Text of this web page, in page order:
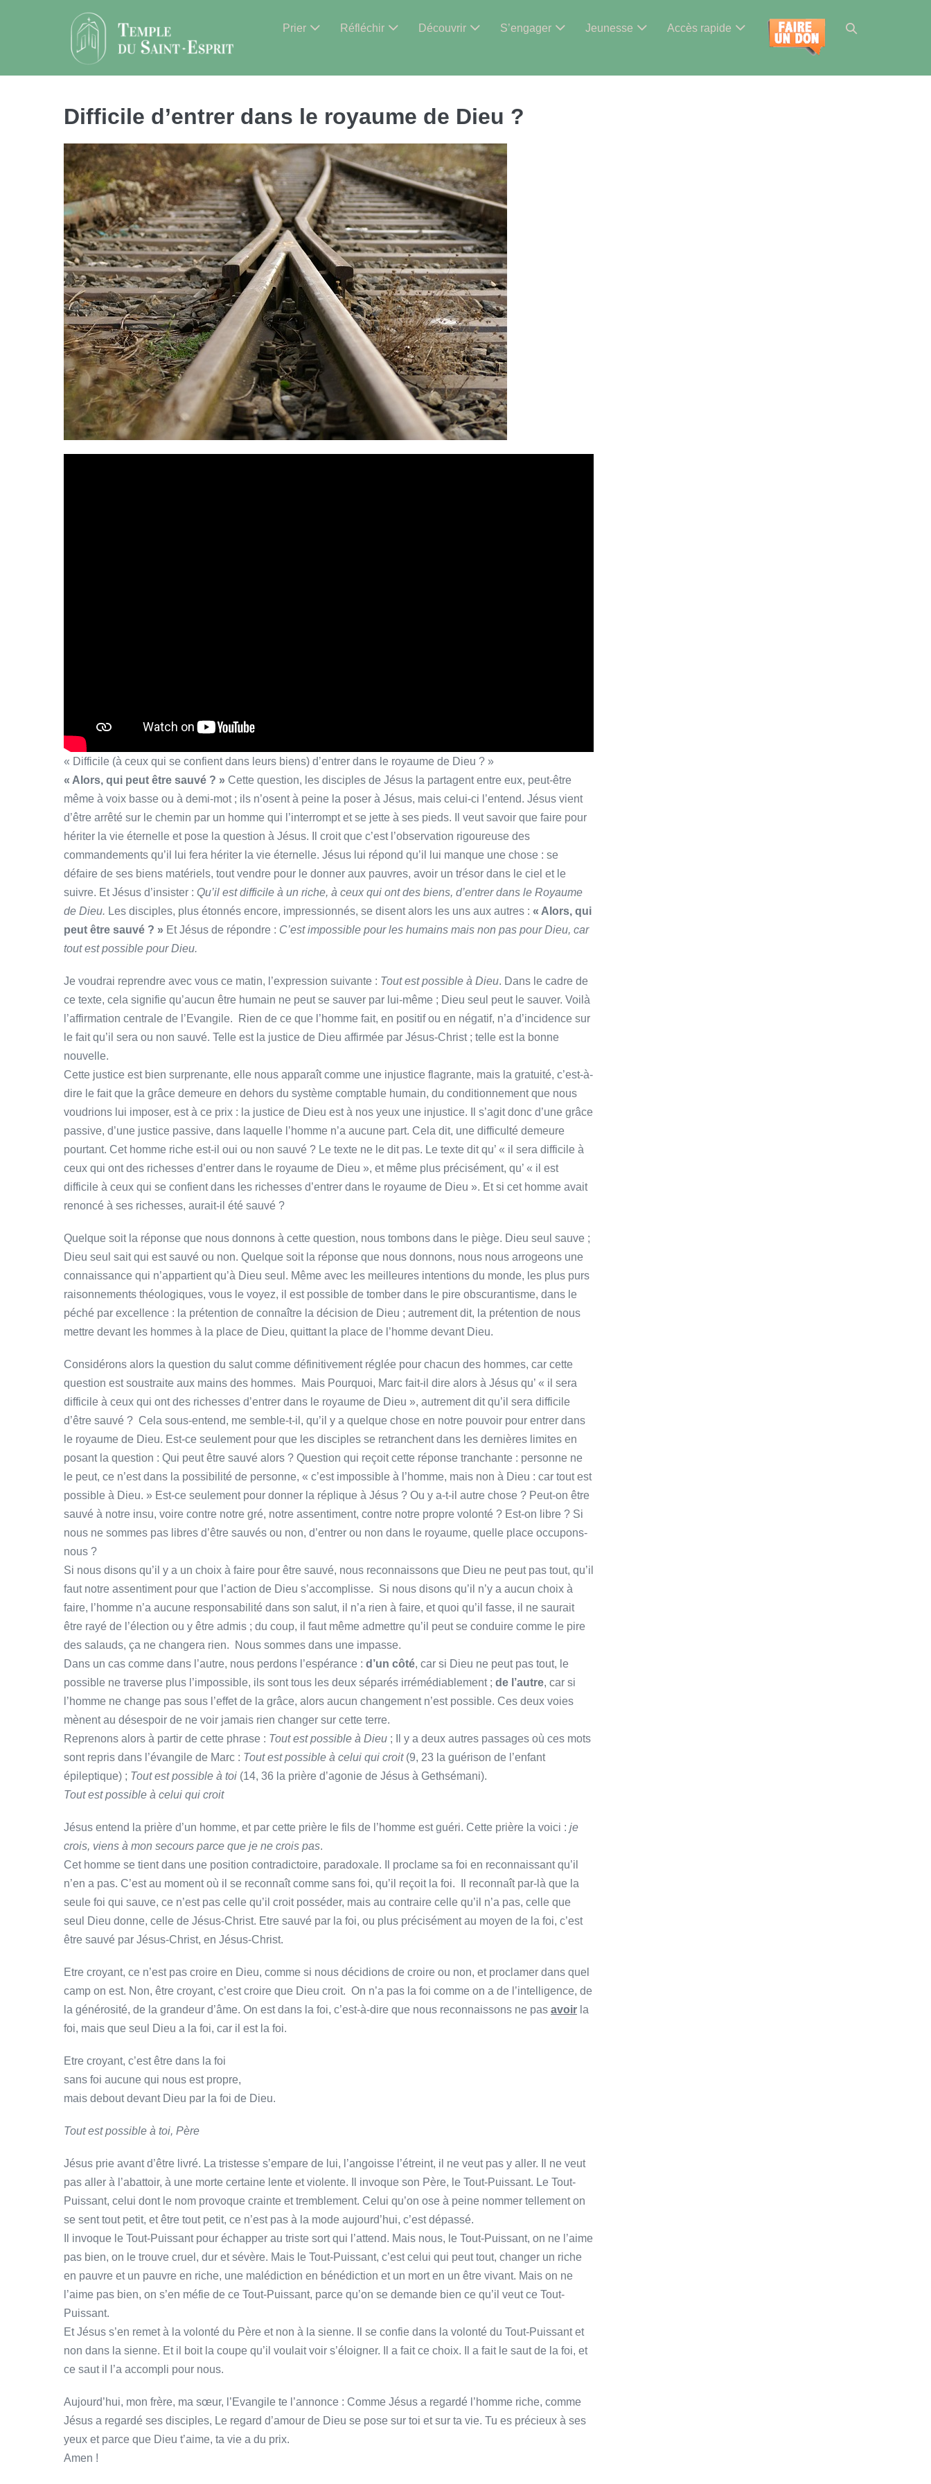
Prier Réfléchir Découvrir S’engager Jeunesse Accès rapide
Basculer
Difficile d’entrer dans le royaume de Dieu ?
« Difficile (à ceux qui se confient dans leurs biens) d’entrer dans le royaume de Dieu ? »
« Alors, qui peut être sauvé ? » Cette question, les disciples de Jésus la partagent entre eux, peut-être
même à voix basse ou à demi-mot ; ils n’osent à peine la poser à Jésus, mais celui-ci l’entend. Jésus vient
d’être arrêté sur le chemin par un homme qui l’interrompt et se jette à ses pieds. Il veut savoir que faire pour
hériter la vie éternelle et pose la question à Jésus. Il croit que c’est l’observation rigoureuse des
commandements qu’il lui fera hériter la vie éternelle. Jésus lui répond qu’il lui manque une chose : se
défaire de ses biens matériels, tout vendre pour le donner aux pauvres, avoir un trésor dans le ciel et le
suivre. Et Jésus d’insister : Qu’il est difficile à un riche, à ceux qui ont des biens, d’entrer dans le Royaume
de Dieu. Les disciples, plus étonnés encore, impressionnés, se disent alors les uns aux autres : « Alors, qui
peut être sauvé ? » Et Jésus de répondre : C’est impossible pour les humains mais non pas pour Dieu, car
tout est possible pour Dieu.
Je voudrai reprendre avec vous ce matin, l’expression suivante : Tout est possible à Dieu. Dans le cadre de
ce texte, cela signifie qu’aucun être humain ne peut se sauver par lui-même ; Dieu seul peut le sauver. Voilà
l’affirmation centrale de l’Evangile. Rien de ce que l’homme fait, en positif ou en négatif, n’a d’incidence sur
le fait qu’il sera ou non sauvé. Telle est la justice de Dieu affirmée par Jésus-Christ ; telle est la bonne
nouvelle.
Cette justice est bien surprenante, elle nous apparaît comme une injustice flagrante, mais la gratuité, c’est-à-
dire le fait que la grâce demeure en dehors du système comptable humain, du conditionnement que nous
voudrions lui imposer, est à ce prix : la justice de Dieu est à nos yeux une injustice. Il s’agit donc d’une grâce
passive, d’une justice passive, dans laquelle l’homme n’a aucune part. Cela dit, une difficulté demeure
pourtant. Cet homme riche est-il oui ou non sauvé ? Le texte ne le dit pas. Le texte dit qu’ « il sera difficile à
ceux qui ont des richesses d’entrer dans le royaume de Dieu », et même plus précisément, qu’ « il est
difficile à ceux qui se confient dans les richesses d’entrer dans le royaume de Dieu ». Et si cet homme avait
renoncé à ses richesses, aurait-il été sauvé ?
Quelque soit la réponse que nous donnons à cette question, nous tombons dans le piège. Dieu seul sauve ;
Dieu seul sait qui est sauvé ou non. Quelque soit la réponse que nous donnons, nous nous arrogeons une
connaissance qui n’appartient qu’à Dieu seul. Même avec les meilleures intentions du monde, les plus purs
raisonnements théologiques, vous le voyez, il est possible de tomber dans le pire obscurantisme, dans le
péché par excellence : la prétention de connaître la décision de Dieu ; autrement dit, la prétention de nous
mettre devant les hommes à la place de Dieu, quittant la place de l’homme devant Dieu.
Considérons alors la question du salut comme définitivement réglée pour chacun des hommes, car cette
question est soustraite aux mains des hommes. Mais Pourquoi, Marc fait-il dire alors à Jésus qu’ « il sera
difficile à ceux qui ont des richesses d’entrer dans le royaume de Dieu », autrement dit qu’il sera difficile
d’être sauvé ? Cela sous-entend, me semble-t-il, qu’il y a quelque chose en notre pouvoir pour entrer dans
le royaume de Dieu. Est-ce seulement pour que les disciples se retranchent dans les dernières limites en
posant la question : Qui peut être sauvé alors ? Question qui reçoit cette réponse tranchante : personne ne
le peut, ce n’est dans la possibilité de personne, « c’est impossible à l’homme, mais non à Dieu : car tout est
possible à Dieu. » Est-ce seulement pour donner la réplique à Jésus ? Ou y a-t-il autre chose ? Peut-on être
sauvé à notre insu, voire contre notre gré, notre assentiment, contre notre propre volonté ? Est-on libre ? Si
nous ne sommes pas libres d’être sauvés ou non, d’entrer ou non dans le royaume, quelle place occupons-
nous ?
Si nous disons qu’il y a un choix à faire pour être sauvé, nous reconnaissons que Dieu ne peut pas tout, qu’il
faut notre assentiment pour que l’action de Dieu s’accomplisse. Si nous disons qu’il n’y a aucun choix à
faire, l’homme n’a aucune responsabilité dans son salut, il n’a rien à faire, et quoi qu’il fasse, il ne saurait
être rayé de l’élection ou y être admis ; du coup, il faut même admettre qu’il peut se conduire comme le pire
des salauds, ça ne changera rien. Nous sommes dans une impasse.
Dans un cas comme dans l’autre, nous perdons l’espérance : d’un côté, car si Dieu ne peut pas tout, le
possible ne traverse plus l’impossible, ils sont tous les deux séparés irrémédiablement ; de l’autre, car si
l’homme ne change pas sous l’effet de la grâce, alors aucun changement n’est possible. Ces deux voies
mènent au désespoir de ne voir jamais rien changer sur cette terre.
Reprenons alors à partir de cette phrase : Tout est possible à Dieu ; Il y a deux autres passages où ces mots
sont repris dans l’évangile de Marc : Tout est possible à celui qui croit(9, 23 la guérison de l’enfant
épileptique) ; Tout est possible à toi (14, 36 la prière d’agonie de Jésus à Gethsémani).
Tout est possible à celui qui croit
Jésus entend la prière d’un homme, et par cette prière le fils de l’homme est guéri. Cette prière la voici : je
crois, viens à mon secours parce que je ne crois pas.
Cet homme se tient dans une position contradictoire, paradoxale. Il proclame sa foi en reconnaissant qu’il
n’en a pas. C’est au moment où il se reconnaît comme sans foi, qu’il reçoit la foi. Il reconnaît par-là que la
seule foi qui sauve, ce n’est pas celle qu’il croit posséder, mais au contraire celle qu’il n’a pas, celle que
seul Dieu donne, celle de Jésus-Christ. Etre sauvé par la foi, ou plus précisément au moyen de la foi, c’est
être sauvé par Jésus-Christ, en Jésus-Christ.
Etre croyant, ce n’est pas croire en Dieu, comme si nous décidions de croire ou non, et proclamer dans quel
camp on est. Non, être croyant, c’est croire que Dieu croit. On n’a pas la foi comme on a de l’intelligence, de
la générosité, de la grandeur d’âme. On est dans la foi, c’est-à-dire que nous reconnaissons ne pas avoir la
foi, mais que seul Dieu a la foi, car il est la foi.
Etre croyant, c’est être dans la foi
sans foi aucune qui nous est propre,
mais debout devant Dieu par la foi de Dieu.
Tout est possible à toi, Père
Jésus prie avant d’être livré. La tristesse s’empare de lui, l’angoisse l’étreint, il ne veut pas y aller. Il ne veut
pas aller à l’abattoir, à une morte certaine lente et violente. Il invoque son Père, le Tout-Puissant. Le Tout-
Puissant, celui dont le nom provoque crainte et tremblement. Celui qu’on ose à peine nommer tellement on
se sent tout petit, et être tout petit, ce n’est pas à la mode aujourd’hui, c’est dépassé.
Il invoque le Tout-Puissant pour échapper au triste sort qui l’attend. Mais nous, le Tout-Puissant, on ne l’aime
pas bien, on le trouve cruel, dur et sévère. Mais le Tout-Puissant, c’est celui qui peut tout, changer un riche
en pauvre et un pauvre en riche, une malédiction en bénédiction et un mort en un être vivant. Mais on ne
l’aime pas bien, on s’en méfie de ce Tout-Puissant, parce qu’on se demande bien ce qu’il veut ce Tout-
Puissant.
Et Jésus s’en remet à la volonté du Père et non à la sienne. Il se confie dans la volonté du Tout-Puissant et
non dans la sienne. Et il boit la coupe qu’il voulait voir s’éloigner. Il a fait ce choix. Il a fait le saut de la foi, et
ce saut il l’a accompli pour nous.
Aujourd’hui, mon frère, ma sœur, l’Evangile te l’annonce : Comme Jésus a regardé l’homme riche, comme
Jésus a regardé ses disciples, Le regard d’amour de Dieu se pose sur toi et sur ta vie. Tu es précieux à ses
yeux et parce que Dieu t’aime, ta vie a du prix.
Amen !